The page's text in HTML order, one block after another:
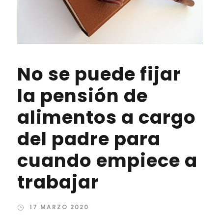
No se puede fijar
la pensión de
alimentos a cargo
del padre para
cuando empiece a
trabajar
17 MARZO 2020